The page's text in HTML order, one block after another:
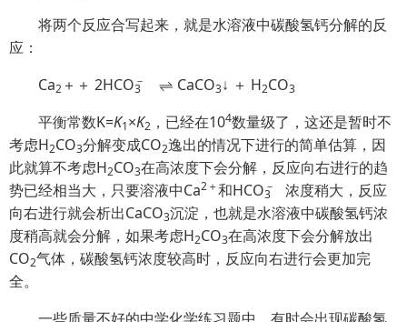
将两个反应合写起来，就是水溶液中碳酸氢钙分解的反
应：
Ca2 ＋＋ 2HCO3
－ ⇌ CaCO3↓ ＋ H2CO3
平衡常数K=K1×K2 ，已经在104数量级了，这还是暂时不
考虑H2CO3分解变成CO2逸出的情况下进行的简单估算，因
此就算不考虑H2CO3在高浓度下会分解，反应向右进行的趋
势已经相当大，只要溶液中Ca2＋和HCO3
－
浓度稍大，反应
向右进行就会析出CaCO3沉淀，也就是水溶液中碳酸氢钙浓
度稍高就会分解，如果考虑H2CO3在高浓度下会分解放出
CO2气体，碳酸氢钙浓度较高时，反应向右进行会更加完
全。